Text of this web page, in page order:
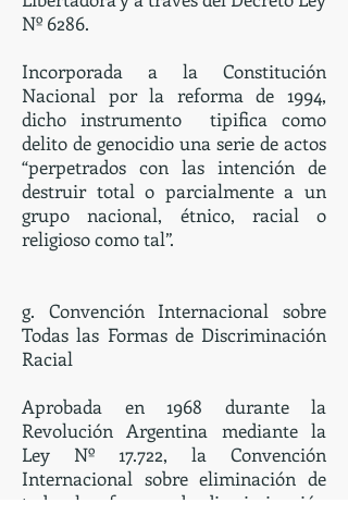
Nº 6286.
Incorporada a la Constitución
Nacional por la reforma de 1994,
dicho instrumento tipifica como
delito de genocidio una serie de actos
“perpetrados con las intención de
destruir total o parcialmente a un
grupo nacional, étnico, racial o
religioso como tal”.
g. Convención Internacional sobre
Todas las Formas de Discriminación
Racial
Aprobada en 1968 durante la
Revolución Argentina mediante la
Ley Nº 17.722, la Convención
Internacional sobre eliminación de
todas las formas de discriminación